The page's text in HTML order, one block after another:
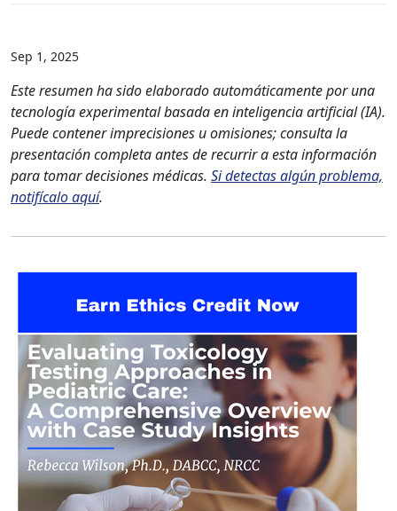
Sep 1, 2025
Este resumen ha sido elaborado automáticamente por una
tecnología experimental basada en inteligencia artificial (IA).
Puede contener imprecisiones u omisiones; consulta la
presentación completa antes de recurrir a esta información
para tomar decisiones médicas. Si detectas algún problema,
notifícalo aquí.